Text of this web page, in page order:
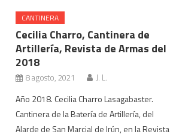
CANTINERA
Cecilia Charro, Cantinera de
Artillería, Revista de Armas del
2018
8 agosto, 2021 J. L.
Año 2018. Cecilia Charro Lasagabaster.
Cantinera de la Batería de Artillería, del
Alarde de San Marcial de Irún, en la Revista